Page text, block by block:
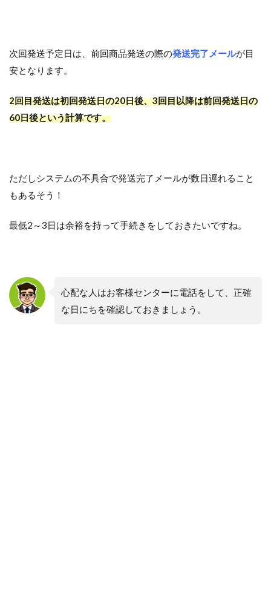
次回発送予定日は、前回商品発送の際の発送完了メールが目
安となります。
2回目発送は初回発送日の20日後、3回目以降は前回発送日の
60日後という計算です。
ただしシステムの不具合で発送完了メールが数日遅れること
もあるそう！
最低2～3日は余裕を持って手続きをしておきたいですね。
心配な人はお客様センターに電話をして、正確
な日にちを確認しておきましょう。